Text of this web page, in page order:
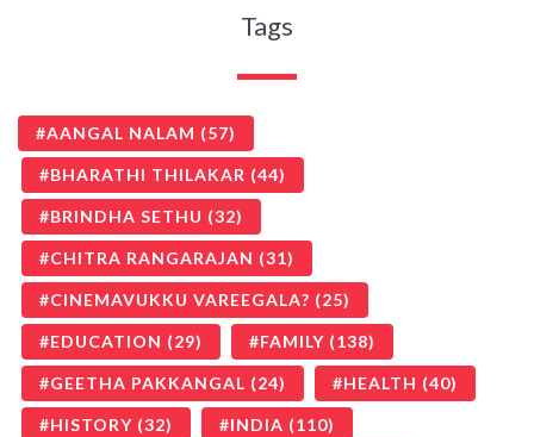
Tags
AANGAL NALAM (57)
BHARATHI THILAKAR (44)
BRINDHA SETHU (32)
CHITRA RANGARAJAN (31)
CINEMAVUKKU VAREEGALA? (25)
EDUCATION (29) FAMILY (138)
GEETHA PAKKANGAL (24) HEALTH (40)
HISTORY (32) INDIA (110)